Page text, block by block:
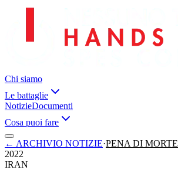
Chi siamo
Le battaglie
NotizieDocumenti
Cosa puoi fare
← ARCHIVIO NOTIZIE·PENA DI MORTE
2022
IRAN